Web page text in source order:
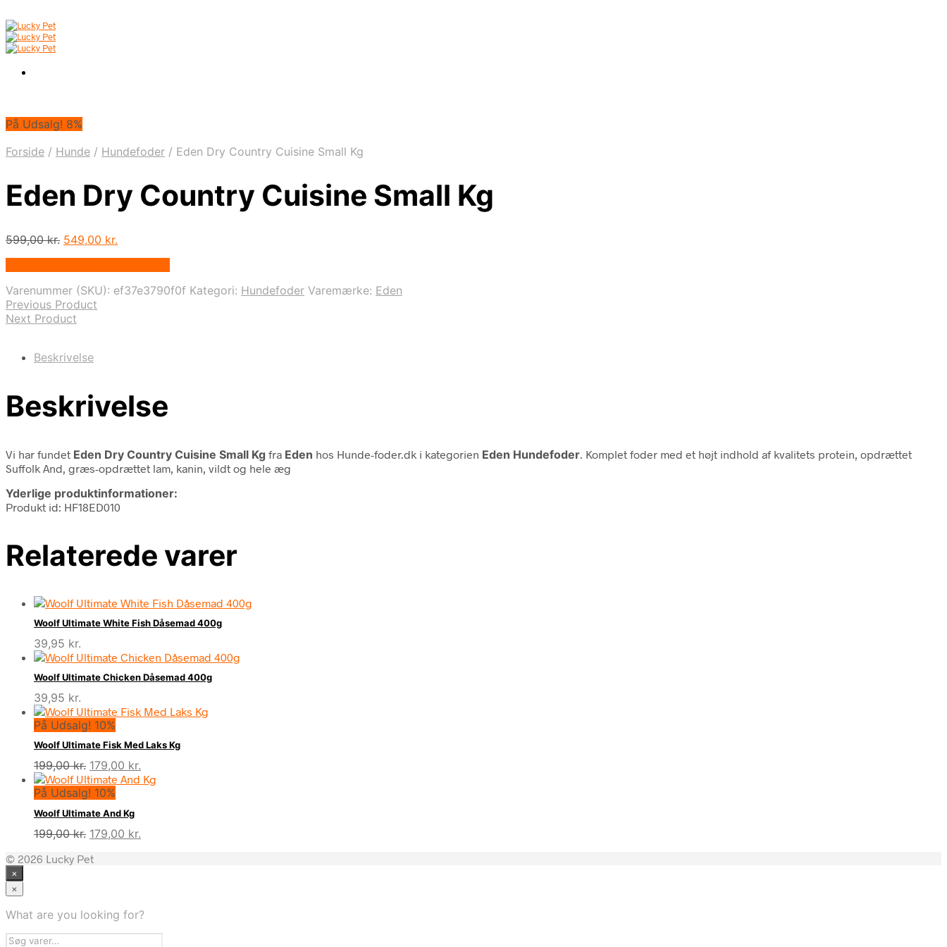
På Udsalg! 8%
Forside / Hunde / Hundefoder / Eden Dry Country Cuisine Small Kg
Eden Dry Country Cuisine Small Kg
599,00kr. Den
599,00 kr..
549,00 kr.
549,00 kr..
Varenummer (SKU): ef37e3790f0f Kategori: Hundefoder Varemærke: Eden
Previous Product
Next Product
Beskrivelse
Beskrivelse
Vi har fundet Eden Dry Country Cuisine Small Kg fra Eden hos Hunde-foder.dk i kategorien Eden Hundefoder . Komplet foder med et højt indhold af kvalitets protein, opdrættet
Suffolk And, græs-opdrættet lam, kanin, vildt og hele æg
Yderlige produktinformationer:
Produkt id: HF18ED010
Relaterede varer
Woolf Ultimate White Fish Dåsemad 400g
39,95 kr.
Woolf Ultimate Chicken Dåsemad 400g
39,95 kr.
På Udsalg! 10%
Woolf Ultimate Fisk Med Laks Kg
199,00kr. Den
oprindelige
pris
var:
199,00 kr..
179,00 kr.
aktuelle
På Udsalg! 10%
Woolf Ultimate And Kg
199,00kr. Den
pris
179,00 kr.
© 2026 Lucky Pet
×
×
What are you looking for?